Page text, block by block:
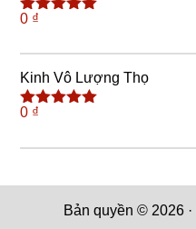
Được xếp
sao
0 ₫
Kinh Vô Lượng Thọ
Được xếp
sao
0 ₫
Bản quyền © 2026